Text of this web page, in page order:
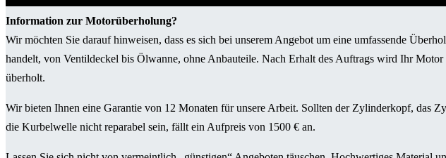
Information zur Motorüberholung?
Wir möchten Sie darauf hinweisen, dass es sich bei unserem Angebot um eine umfassende
handelt, von Ventildeckel bis Ölwanne, ohne Anbauteile. Nach Erhalt des Auftrags wird Ihr Motor
überholt.
Wir bieten Ihnen eine Garantie von 12 Monaten für unsere Arbeit. Sollten der Zylinderkopf, das
die Kurbelwelle nicht reparabel sein, fällt ein Aufpreis von 1500 € an.